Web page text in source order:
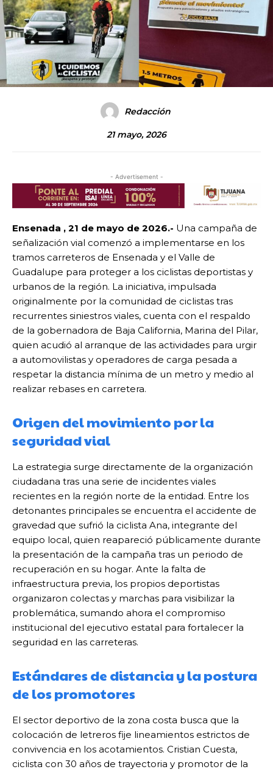
Redacción
21 mayo, 2026
- Advertisement -
Ensenada , 21 de mayo de 2026.- Una campaña de
señalización vial comenzó a implementarse en los
tramos carreteros de Ensenada y el Valle de
Guadalupe para proteger a los ciclistas deportistas y
urbanos de la región. La iniciativa, impulsada
originalmente por la comunidad de ciclistas tras
recurrentes siniestros viales, cuenta con el respaldo
de la gobernadora de Baja California, Marina del Pilar,
quien acudió al arranque de las actividades para urgir
a automovilistas y operadores de carga pesada a
respetar la distancia mínima de un metro y medio al
realizar rebases en carretera.
Origen del movimiento por la
seguridad vial
La estrategia surge directamente de la organización
ciudadana tras una serie de incidentes viales
recientes en la región norte de la entidad. Entre los
detonantes principales se encuentra el accidente de
gravedad que sufrió la ciclista Ana, integrante del
equipo local, quien reapareció públicamente durante
la presentación de la campaña tras un periodo de
recuperación en su hogar. Ante la falta de
infraestructura previa, los propios deportistas
organizaron colectas y marchas para visibilizar la
problemática, sumando ahora el compromiso
institucional del ejecutivo estatal para fortalecer la
seguridad en las carreteras.
Estándares de distancia y la postura
de los promotores
El sector deportivo de la zona costa busca que la
colocación de letreros fije lineamientos estrictos de
convivencia en los acotamientos. Cristian Cuesta,
ciclista con 30 años de trayectoria y promotor de la